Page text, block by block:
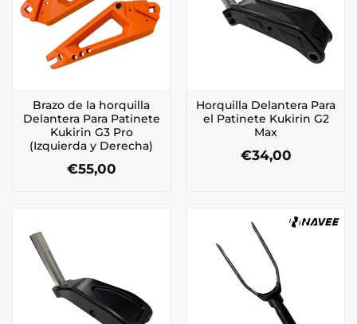
Brazo de la horquilla
Delantera Para Patinete
Kukirin G3 Pro
(Izquierda y Derecha)
€55,00
Horquilla Delantera Para
el Patinete Kukirin G2
Max
€34,00